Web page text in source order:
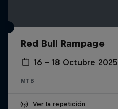
Red Bull Rampage
16 – 18 Octubre 2025
MTB
Ver la repetición